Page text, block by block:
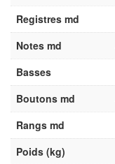
Registres md
Notes md
Basses
Boutons md
Rangs md
Poids (kg)